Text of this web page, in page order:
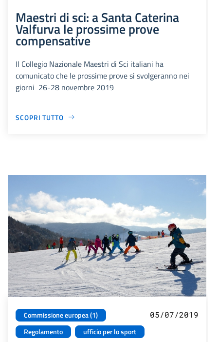
Maestri di sci: a Santa Caterina
Valfurva le prossime prove
compensative
Il Collegio Nazionale Maestri di Sci italiani ha
comunicato che le prossime prove si svolgeranno nei
giorni 26-28 novembre 2019
SCOPRI TUTTO
Commissione europea (1)
Regolamento
ufficio per lo sport
05/07/2019